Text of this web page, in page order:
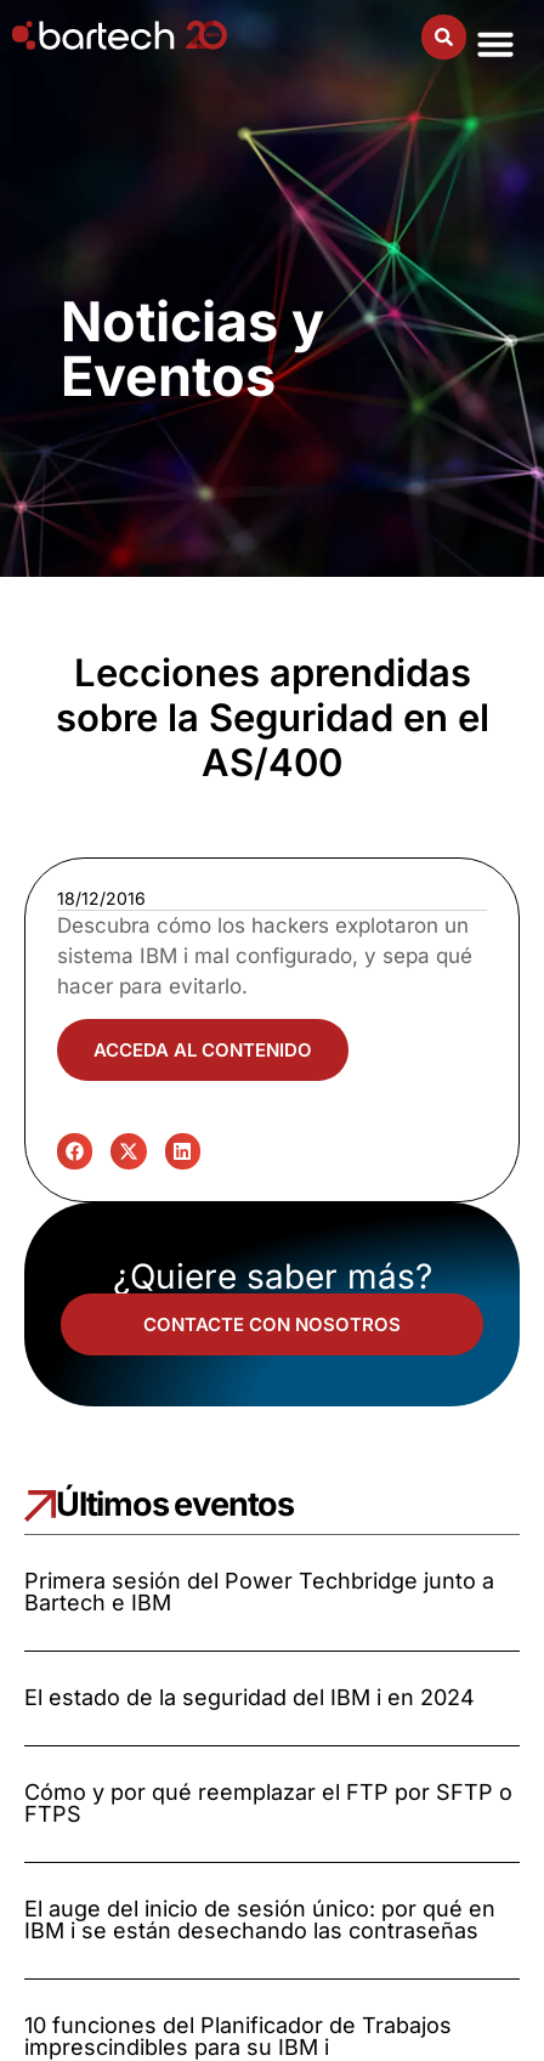
Noticias y
Eventos
Lecciones aprendidas
sobre la Seguridad en el
AS/400
18/12/2016
Descubra cómo los hackers explotaron un
sistema IBM i mal configurado, y sepa qué
hacer para evitarlo.
ACCEDA AL CONTENIDO
¿Quiere saber más?
CONTACTE CON NOSOTROS
Últimos eventos
Primera sesión del Power Techbridge junto a
Bartech e IBM
El estado de la seguridad del IBM i en 2024
Cómo y por qué reemplazar el FTP por SFTP o
FTPS
El auge del inicio de sesión único: por qué en
IBM i se están desechando las contraseñas
10 funciones del Planificador de Trabajos
imprescindibles para su IBM i